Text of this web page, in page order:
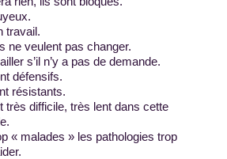
travail.
ne veulent pas changer.
s’il n’y a pas de demande.
défensifs.
résistants.
très difficile, très lent dans cette
« malades » les pathologies trop